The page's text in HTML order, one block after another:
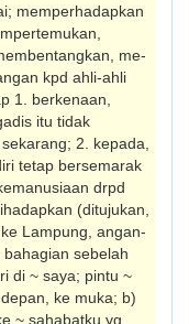
memperhadapkan
me­
kpd ahli-ahli
1. berkenaan,
itu tidak
2. kepada,
tetap bersemarak
drpd
(ditujukan,
Lampung, angan-
sebelah
di ~ saya; pintu ~
ke muka; b)
~ sahabatku yg